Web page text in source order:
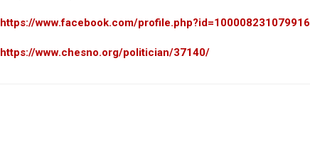
https://www.facebook.com/profile.php?id=100008231079916
https://www.chesno.org/politician/37140/